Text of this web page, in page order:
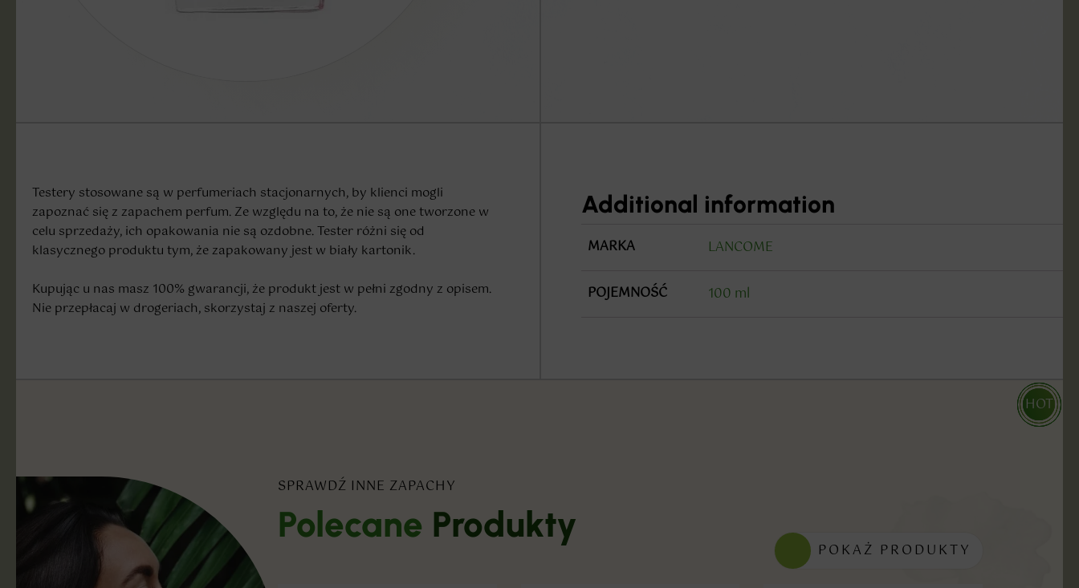
Testery stosowane są w perfumeriach stacjonarnych, by klienci mogli
zapoznać się z zapachem perfum. Ze względu na to, że nie są one tworzone w
celu sprzedaży, ich opakowania nie są ozdobne. Tester różni się od
klasycznego produktu tym, że zapakowany jest w biały kartonik.
Kupując u nas masz 100% gwarancji, że produkt jest w pełni zgodny z opisem.
Nie przepłacaj w drogeriach, skorzystaj z naszej oferty.
Additional information
MARKA LANCOME
POJEMNOŚĆ 100 ml
SPRAWDŹ INNE ZAPACHY
Polecane Produkty
POKAŻ PRODUKTY
HOT
HOT
HOT